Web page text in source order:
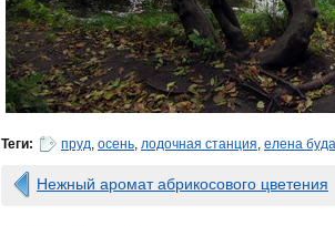
Теги: пруд, осень, лодочная станция, елена
Нежный аромат абрикосового цветения